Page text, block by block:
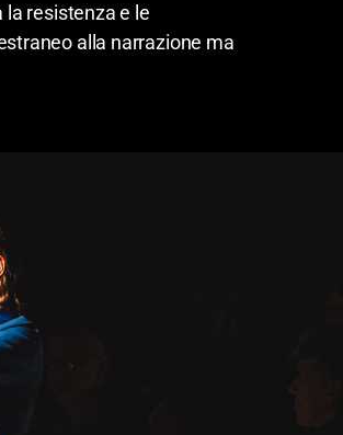
la resistenza e le
alla narrazione ma